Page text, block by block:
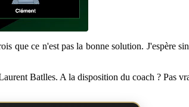
que ce n'est pas la bonne solution. J'espère
Batlles. A la disposition du coach ? Pas